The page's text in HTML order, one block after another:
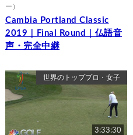
ー）
Cambia Portland Classic
2019｜Final Round｜仏語音
声・完全中継
世界のトッププロ・女子
3:33:30